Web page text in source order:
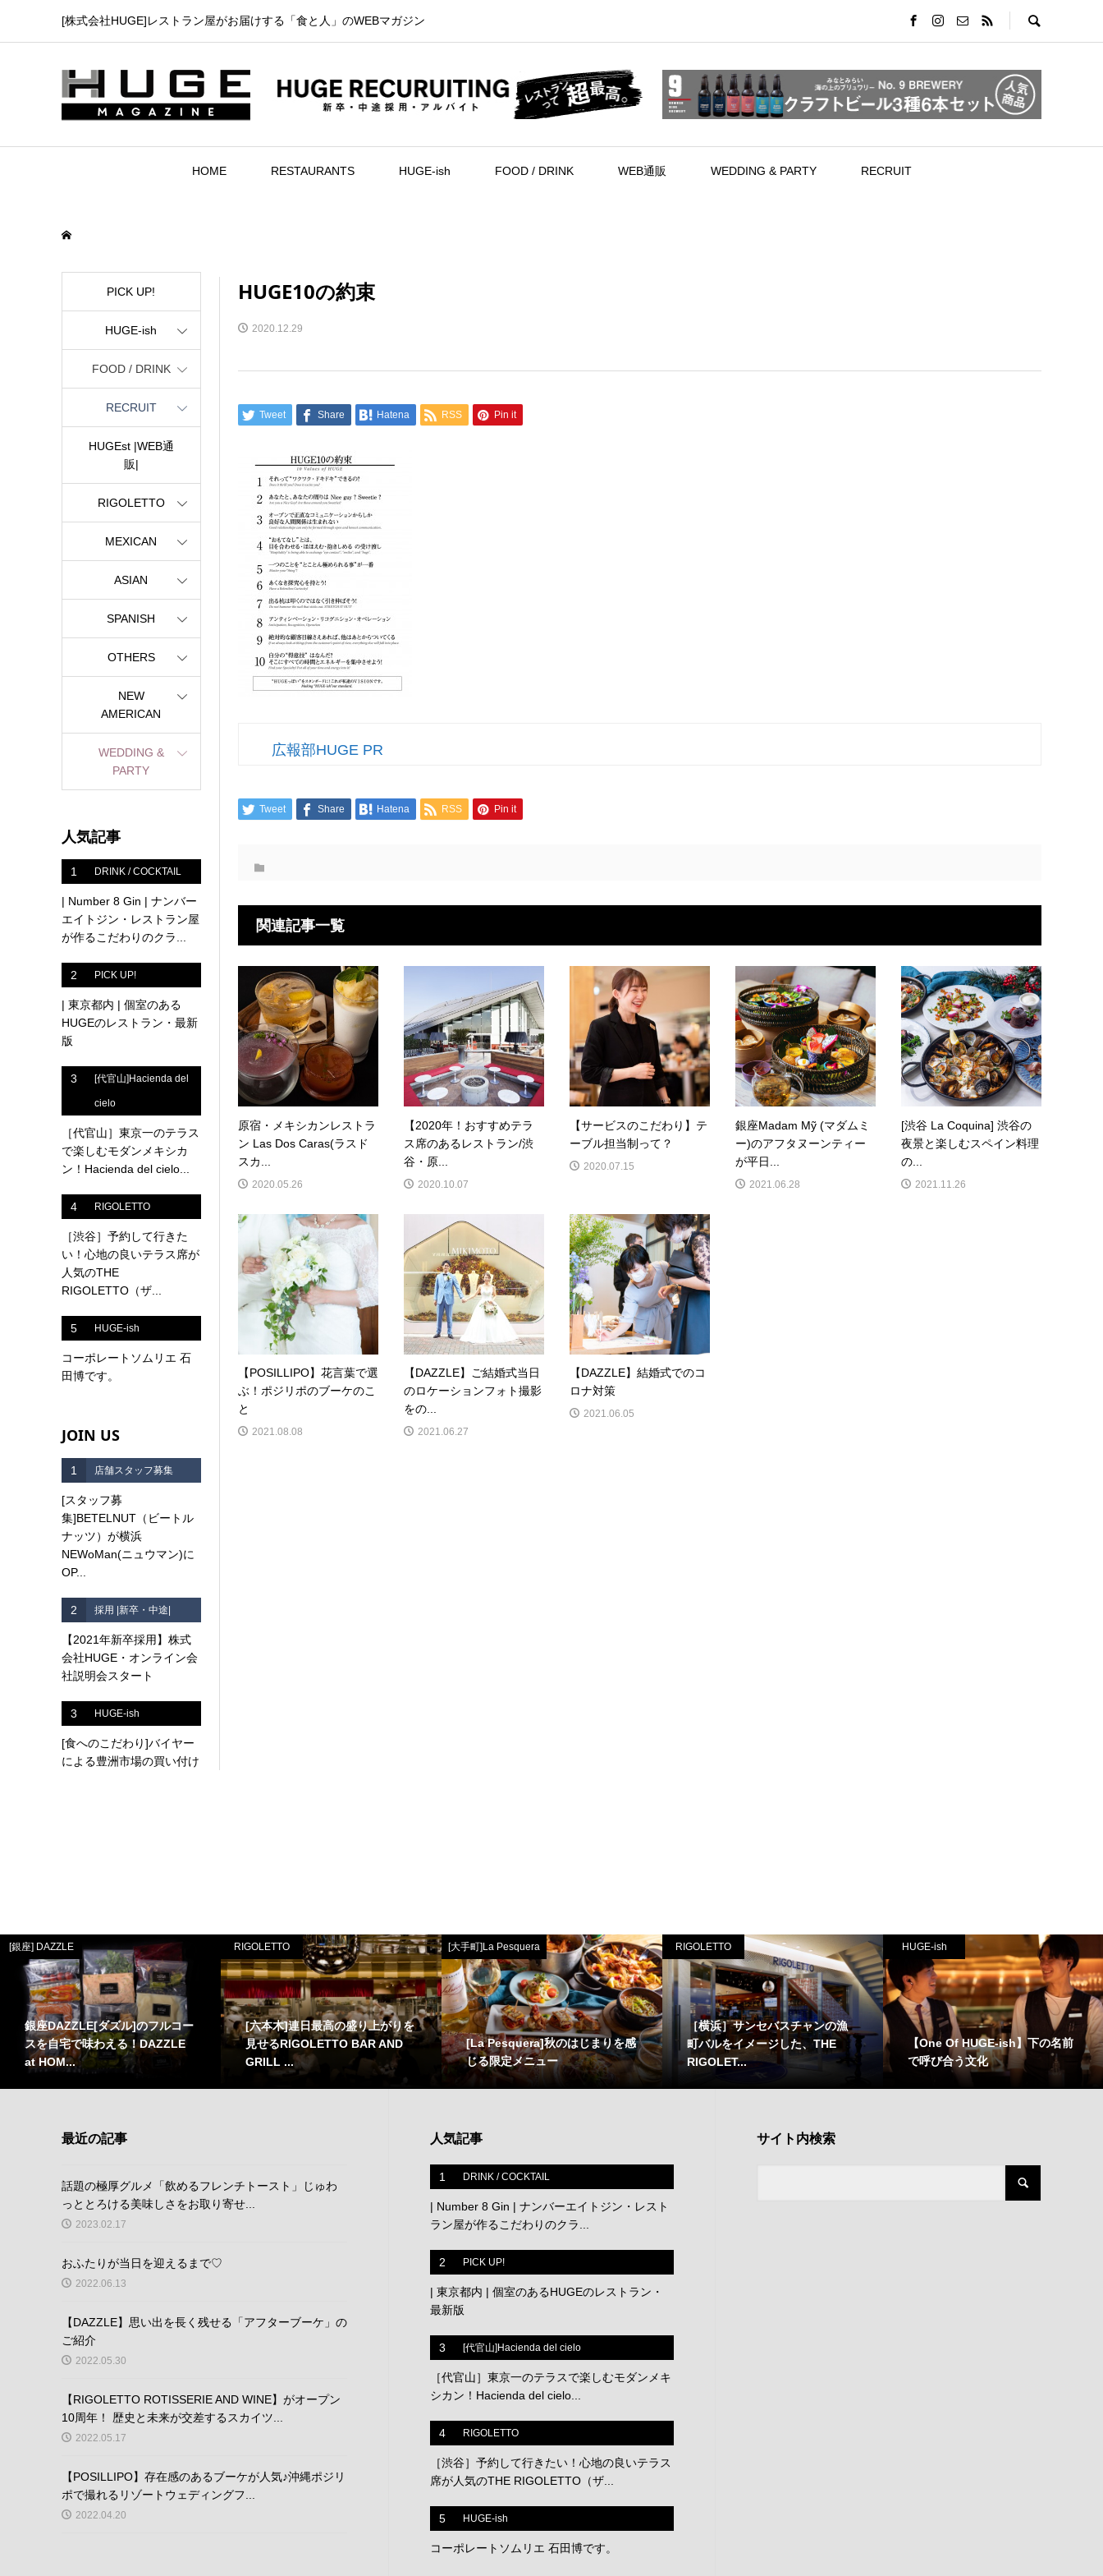
[株式会社HUGE]レストラン屋がお届けする「食と人」のWEBマガジン
HOME RESTAURANTS HUGE-ish FOOD / DRINK WEB通販 WEDDING & PARTY RECRUIT
HUGE10の約束
2020.12.29
Tweet Share Hatena RSS Pin it
広報部HUGE PR
Tweet Share Hatena RSS Pin it
関連記事一覧
原宿・メキシカンレストラ
ン Las Dos Caras(ラスド
スカ...
2020.05.26
【2020年！おすすめテラ
ス席のあるレストラン/渋
谷・原...
2020.10.07
【サービスのこだわり】テ
ーブル担当制って？
2020.07.15
銀座Madam Mỹ (マダムミ
ー)のアフタヌーンティー
が平日...
2021.06.28
[渋谷 La Coquina] 渋谷の
夜景と楽しむスペイン料理
の...
2021.11.26
【POSILLIPO】花言葉で選
ぶ！ポジリポのブーケのこ
と
2021.08.08
【DAZZLE】ご結婚式当日
のロケーションフォト撮影
をの...
2021.06.27
【DAZZLE】結婚式でのコ
ロナ対策
2021.06.05
PICK UP!
HUGE-ish
FOOD / DRINK
RECRUIT
HUGEst |WEB通
販|
RIGOLETTO
MEXICAN
ASIAN
SPANISH
OTHERS
NEW
AMERICAN
WEDDING &
PARTY
人気記事
1 DRINK / COCKTAIL
| Number 8 Gin | ナンバー
エイトジン・レストラン屋
が作るこだわりのクラ...
2 PICK UP!
| 東京都内 | 個室のある
HUGEのレストラン・最新
版
3 [代官山]Hacienda del
cielo
［代官山］東京一のテラス
で楽しむモダンメキシカ
ン！Hacienda del cielo...
4 RIGOLETTO
［渋谷］予約して行きた
い！心地の良いテラス席が
人気のTHE
RIGOLETTO（ザ...
5 HUGE-ish
コーポレートソムリエ 石
田博です。
JOIN US
1 店舗スタッフ募集
[スタッフ募
集]BETELNUT（ビートル
ナッツ）が横浜
NEWoMan(ニュウマン)に
OP...
2 採用 |新卒・中途|
【2021年新卒採用】株式
会社HUGE・オンライン会
社説明会スタート
3 HUGE-ish
[食へのこだわり]バイヤー
による豊洲市場の買い付け
[銀座] DAZZLE
銀座DAZZLE[ダズル]のフルコー
スを自宅で味わえる！DAZZLE
at HOM...
RIGOLETTO
[六本木]連日最高の盛り上がりを
見せるRIGOLETTO BAR AND
GRILL ...
[大手町]La Pesquera
[La Pesquera]秋のはじまりを感
じる限定メニュー
RIGOLETTO
［横浜］サンセバスチャンの漁
町バルをイメージした、THE
RIGOLET...
HUGE-ish
【One Of HUGE-ish】下の名前
で呼び合う文化
最近の記事
話題の極厚グルメ「飲めるフレンチトースト」じゅわ
っととろける美味しさをお取り寄せ...
2023.02.17
おふたりが当日を迎えるまで♡
2022.06.13
【DAZZLE】思い出を長く残せる「アフターブーケ」の
ご紹介
2022.05.30
【RIGOLETTO ROTISSERIE AND WINE】がオープン
10周年！ 歴史と未来が交差するスカイツ...
2022.05.17
【POSILLIPO】存在感のあるブーケが人気♪沖縄ポジリ
ポで撮れるリゾートウェディングフ...
2022.04.20
人気記事
1 DRINK / COCKTAIL
| Number 8 Gin | ナンバーエイトジン・レスト
ラン屋が作るこだわりのクラ...
2 PICK UP!
| 東京都内 | 個室のあるHUGEのレストラン・
最新版
3 [代官山]Hacienda del cielo
［代官山］東京一のテラスで楽しむモダンメキ
シカン！Hacienda del cielo...
4 RIGOLETTO
［渋谷］予約して行きたい！心地の良いテラス
席が人気のTHE RIGOLETTO（ザ...
5 HUGE-ish
コーポレートソムリエ 石田博です。
サイト内検索